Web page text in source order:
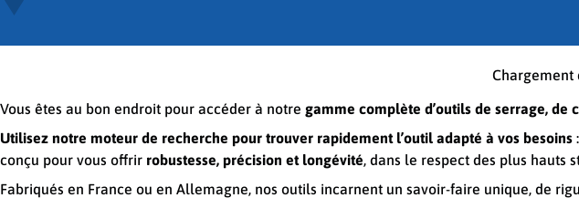
Chargement
Vous êtes au bon endroit pour accéder à notre gamme complète d’outils de serrage, de
Utilisez notre moteur de recherche pour trouver rapidement l’outil adapté à vos besoins
conçu pour vous offrir robustesse, précision et longévité, dans le respect des plus hauts
Fabriqués en France ou en Allemagne, nos outils incarnent un savoir-faire unique, de